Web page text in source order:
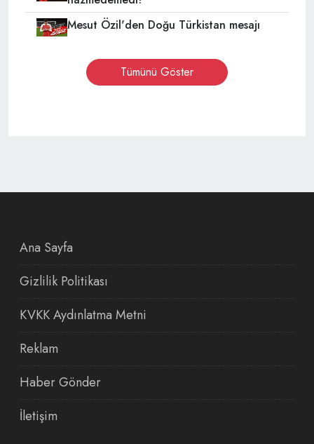
Mesut Özil'den Doğu Türkistan mesajı
Tümünü Göster
Ana Sayfa
Gizlilik Politikası
KVKK Aydınlatma Metni
Reklam
Haber Gönder
İletişim